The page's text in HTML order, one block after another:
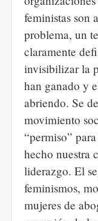
feministas son
problema, un
claramente
invisibilizar la
han ganado y
abriendo. Se
movimiento
“permiso”
hecho nuestra
liderazgo. El
feminismos,
mujeres de